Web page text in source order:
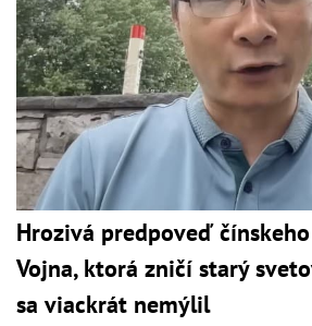
Hrozivá predpoveď
Vojna, ktorá zničí starý
sa viackrát nemýlil